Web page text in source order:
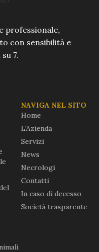
professionale,
con sensibilità e
7.
NAVIGA NEL SITO
Home
L’Azienda
Servizi
News
Necrologi
Contatti
In caso di decesso
Società trasparente